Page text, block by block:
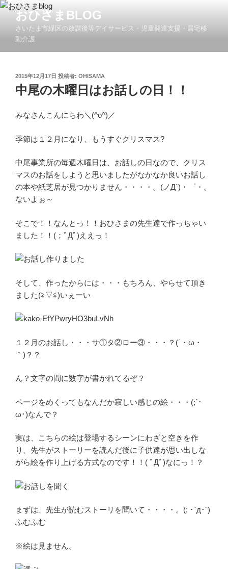
コ
ツ
おひさまBLOG
さいたま市緑区の放課後等デイサービス・児童発達支援・居宅移
動介護
投
日:
2015年12月17日 投稿者: OHISAMA
中尾の木曜日はお話しの日！！
みなさんこんにちわ＼(^o^)／
季節は１２月になり、もうすぐクリスマス?
中尾事業所の毎週木曜日は、お話しの日なので、クリス
マスのお話をしようと思いましたがなかなか良いお話し
の本や紙芝居が見つかりません・・・・。(ノД`)・゜・。
ないよぉ～
そこで！！なんとっ！！おひさまの先生達で作っちゃい
ました！！(；ﾟДﾟ)ええっ！
そして、作ったからには・・・もちろん、やらせて頂き
ました(≧▽≦)いぇーい
１２月のお話し・・・サ①タ②ロー③・・・？(´・ω・
｀)？？
ん？文字の間に数字が書かれてるぞ？
ページをめくってもなんだか寂しい感じの絵・・・(;´･
ω･)なんで？
実は、こちらの絵は登場するシーンにわざと空きを作
り、先生がストーリーを読んだ後に子供達が思い出しな
がら絵を作り上げる方式なのです！！( ﾟДﾟ)なにっ！？
まずは、先生が読むストーリを聞いて・・・・。(; ･`д･´)
ふむふむ
※絵は見ません。